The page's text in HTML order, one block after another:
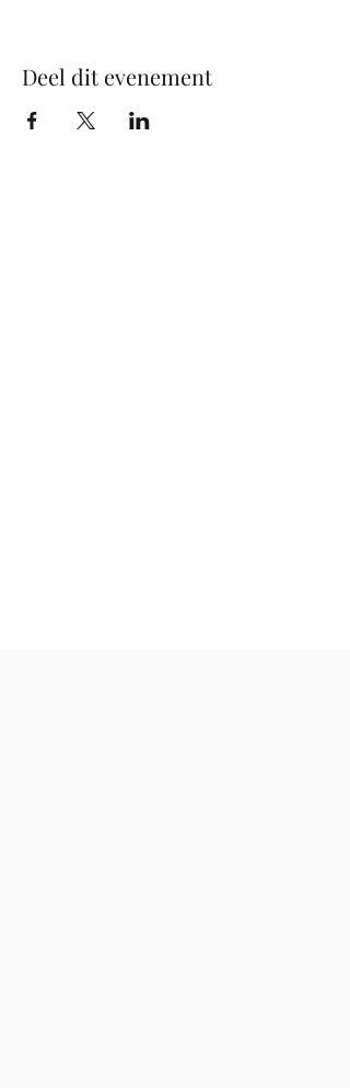
Deel dit evenement